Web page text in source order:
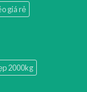
giá rẻ
2000kg